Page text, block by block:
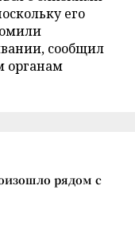
его
сообщил
органам
рядом с